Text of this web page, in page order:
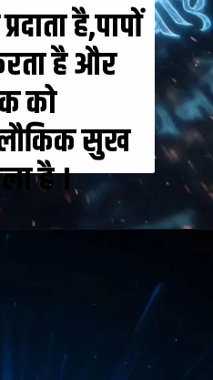
है,पापों
है और
को
सुख
है ।